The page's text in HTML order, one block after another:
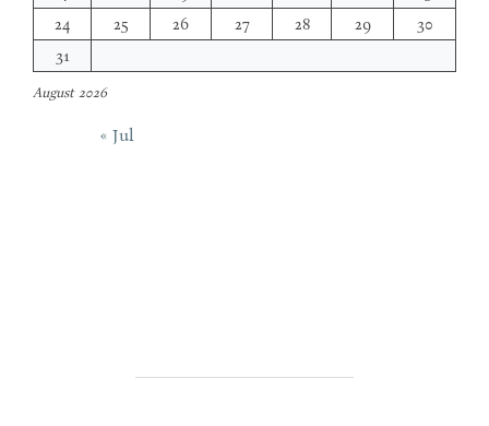
August 2026
24
25 26 27 28 29
30
31
« Jul